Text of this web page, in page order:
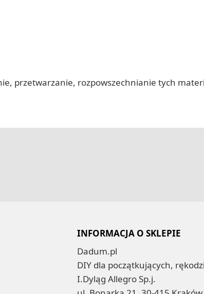
przetwarzanie, rozpowszechnianie tych
INFORMACJA O SKLEPIE
Dadum.pl
DIY dla początkujących,
I.Dyląg Allegro Sp.j.